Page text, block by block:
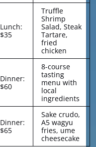
Lunch:
$35
Truffle
Shrimp
Salad, Steak
Tartare,
fried
chicken
Dinner:
$60
8-course
tasting
menu with
local
ingredients
Dinner:
$65
Sake crudo,
A5 wagyu
fries, ume
cheesecake